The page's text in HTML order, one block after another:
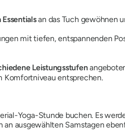
an das Tuch gewöhnen
mit tiefen, entspannenden
Leistungsstufen
Komfortniveau entsprechen.
Yoga-Stunde buchen. Es
an ausgewählten Samstagen